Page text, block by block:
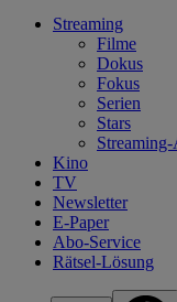
Streaming
Filme
Dokus
Fokus
Serien
Stars
Kino
TV
Newsletter
E-Paper
Abo-Service
Rätsel-Lösung